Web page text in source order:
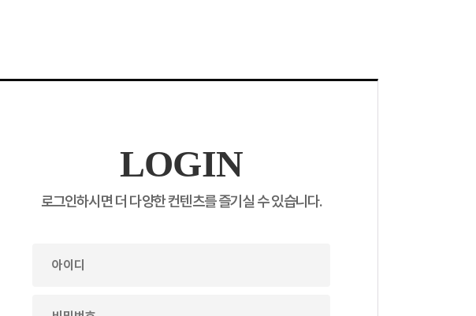
LOGIN
로그인하시면 더 다양한 컨텐츠를 즐기실 수 있습니다.